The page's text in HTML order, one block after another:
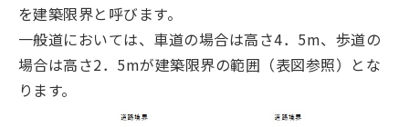
を建築限界と呼びます。
一般道においては、車道の場合は高さ4．5m、歩道の
場合は高さ2．5mが建築限界の範囲（表図参照）とな
ります。